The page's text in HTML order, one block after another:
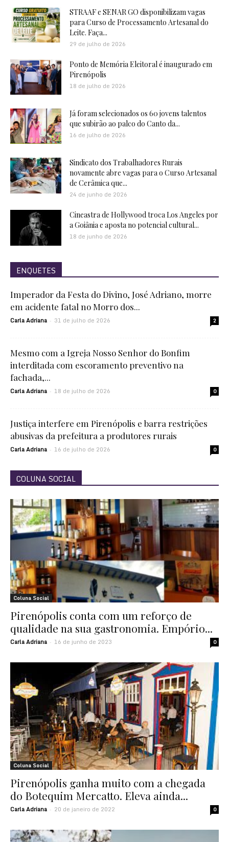
STRAAF e SENAR GO disponibilizam vagas
para Curso de Processamento Artesanal do
Leite. Faça...
29 de julho de 2026
Ponto de Memória Eleitoral é inaugurado em
Pirenópolis
18 de julho de 2026
Já foram selecionados os 60 jovens talentos
que subirão ao palco do Canto da...
16 de julho de 2026
Sindicato dos Trabalhadores Rurais
novamente abre vagas para o Curso Artesanal
de Cerâmica que...
24 de junho de 2026
Cineastra de Hollywood troca Los Angeles por
a Goiânia e aposta no potencial cultural...
18 de junho de 2026
ENQUETES
Imperador da Festa do Divino, José Adriano, morre
em acidente fatal no Morro dos...
Carla Adriana - 31 de julho de 2026 2
Mesmo com a Igreja Nosso Senhor do Bonfim
interditada com escoramento preventivo na
fachada,...
Carla Adriana - 18 de julho de 2026 0
Justiça interfere em Pirenópolis e barra restrições
abusivas da prefeitura a produtores rurais
Carla Adriana - 16 de julho de 2026 0
COLUNA SOCIAL
Coluna Social
Pirenópolis conta com um reforço de
qualidade na sua gastronomia. Empório...
Carla Adriana - 16 de junho de 2023 0
Coluna Social
Pirenópolis ganha muito com a chegada
do Botequim Mercatto. Eleva ainda...
Carla Adriana - 20 de janeiro de 2022 0